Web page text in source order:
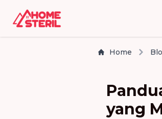
Home
yang